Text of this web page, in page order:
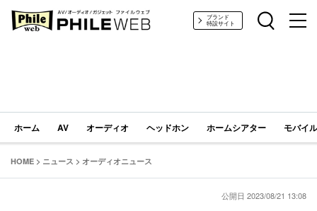
PHILE WEB｜AV/オーディオ/ガジェットブランド
特設サイト
ホーム AV オーディオ ヘッドホン ホームシアター モバイ
HOME > ニュース > オーディオニュース
公開日 2023/08/21 13:08